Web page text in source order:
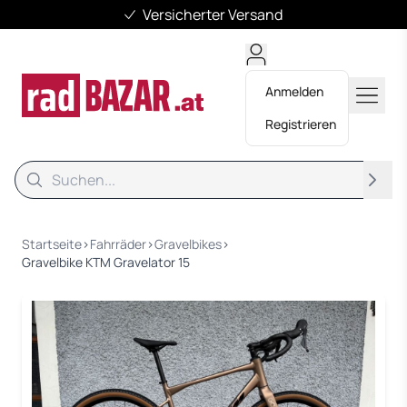
Versicherter Versand
Anmelden
Registrieren
Suche
Startseite›Fahrräder›Gravelbikes›
Gravelbike KTM Gravelator 15